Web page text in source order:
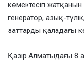
көмектесіп
генератор, азық-
заттарды қаладағы
Қазір Алматыдағы 8